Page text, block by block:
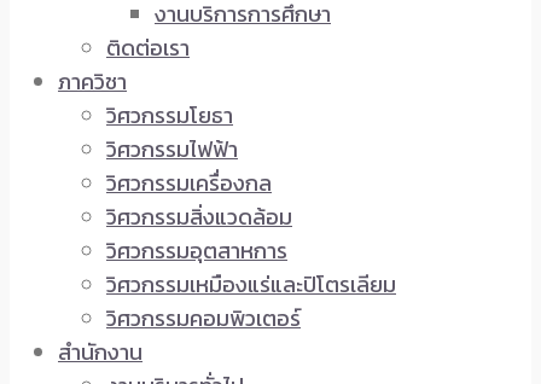
งานบริการการศึกษา
ติดต่อเรา
ภาควิชา
วิศวกรรมโยธา
วิศวกรรมไฟฟ้า
วิศวกรรมเครื่องกล
วิศวกรรมสิ่งแวดล้อม
วิศวกรรมอุตสาหการ
วิศวกรรมเหมืองแร่และปิโตรเลียม
วิศวกรรมคอมพิวเตอร์
สำนักงาน